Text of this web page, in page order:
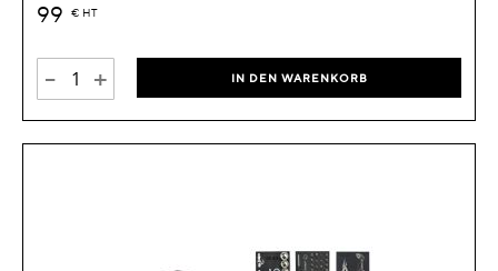
99 € HT
- + IN DEN WARENKORB